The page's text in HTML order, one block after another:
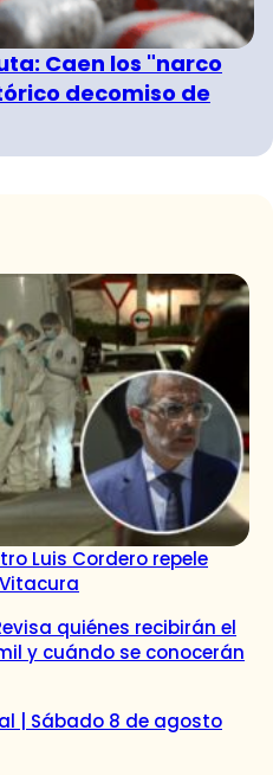
Caen los "narco
decomiso de
Luis Cordero repele
quiénes recibirán el
y cuándo se conocerán
| Sábado 8 de agosto